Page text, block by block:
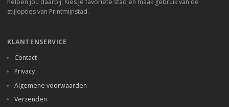
stijlopties van Printmijnstad.
KLANTENSERVICE
Contact
Privacy
Algemene voorwaarden
Verzenden